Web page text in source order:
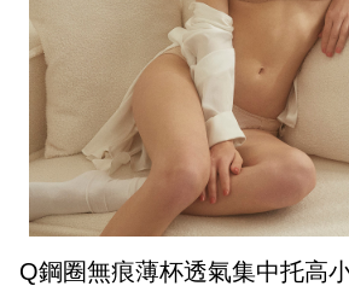
Q鋼圈無痕薄杯透氣集中托高